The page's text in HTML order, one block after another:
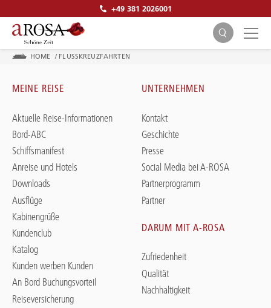
+49 381 2026001
SUCHEN
HOME / FLUSSKREUZFAHRTEN
MEINE REISE
Aktuelle Reise-Informationen
Bord-ABC
Schiffsmanifest
Anreise und Hotels
Downloads
Ausflüge
Kabinengrüße
Kundenclub
Katalog
Kunden werben Kunden
An Bord Buchungsvorteil
Reiseversicherung
UNTERNEHMEN
Kontakt
Geschichte
Presse
Social Media bei A-ROSA
Partnerprogramm
Partner
DARUM MIT A-ROSA
Zufriedenheit
Qualität
Nachhaltigkeit